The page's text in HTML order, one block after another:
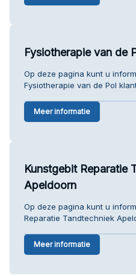
Fysiotherapie van de
Op deze pagina kunt u
Fysiotherapie van de Pol
Meer informatie
Kunstgebit Reparatie
Apeldoorn
Op deze pagina kunt u
Reparatie Tandtechniek
Meer informatie